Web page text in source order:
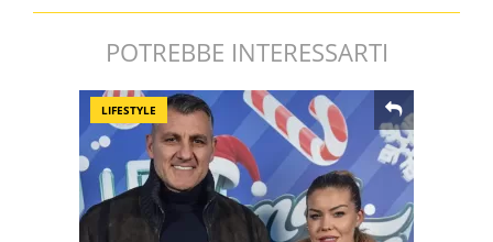
POTREBBE INTERESSARTI
LIFESTYLE